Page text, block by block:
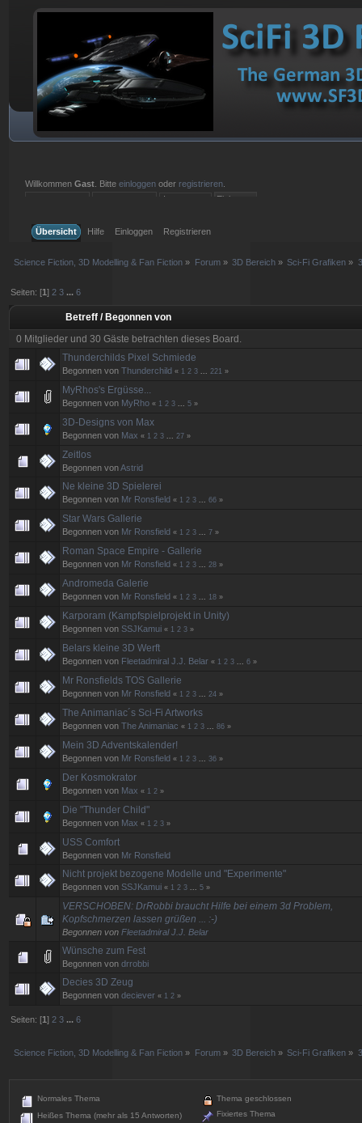
WillkommenGast . Bitteeinloggen oder registrieren
Übersicht
Hilfe Einloggen Registrieren
Science Fiction, 3D Modelling & Fan Fiction » Forum» 3D Bereich » Sci-Fi Grafiken »
Seiten: [1] 2 3 ...6
Betreff / Begonnen von
0 Mitglieder und 30 Gäste betrachten dieses Board.
Thunderchilds Pixel Schmiede
Begonnen vonThunderchild « 1 2 3 ...221 »
MyRhos's Ergüsse...
Begonnen von MyRho « 1 2 3 ...5 »
3D-Designs von Max
Begonnen von Max « 1 2 3 ...27 »
Zeitlos
Begonnen vonAstrid
Ne kleine 3D Spielerei
Begonnen von Mr Ronsfield « 1 2 3 ...66 »
Star Wars Gallerie
Begonnen von Mr Ronsfield « 1 2 3 ...7 »
Roman Space Empire - Gallerie
Begonnen von Mr Ronsfield « 1 2 3 ...28 »
Andromeda Galerie
Begonnen von Mr Ronsfield « 1 2 3 ... 18 »
Karporam (Kampfspielprojekt in Unity)
Begonnen vonSSJKamui « 1 2 3 »
Belars kleine 3D Werft
Begonnen von Fleetadmiral J.J. Belar « 1 2 3 ...6 »
Mr Ronsfields TOS Gallerie
Begonnen von Mr Ronsfield « 1 2 3 ...24 »
The Animaniac´s Sci-Fi Artworks
Begonnen vonThe Animaniac « 1 2 3 ...86 »
Mein 3D Adventskalender!
Begonnen von Mr Ronsfield « 1 2 3 ...36 »
Der Kosmokrator
Begonnen von Max « 1 2 »
Die "Thunder Child"
Begonnen von Max « 1 2 3 »
USS Comfort
Begonnen von Mr Ronsfield
Nicht projekt bezogene Modelle und "Experimente"
Begonnen vonSSJKamui « 1 2 3 ...5 »
VERSCHOBEN: DrRobbi braucht Hilfe bei einem 3d Problem,
Kopfschmerzen lassen grüßen ... :-)
Begonnen vonFleetadmiral J.J. Belar
Wünsche zum Fest
Begonnen vondrrobbi
Decies 3D Zeug
Begonnen vondeciever « 1 2 »
Seiten: [1] 2 3 ...6
Science Fiction, 3D Modelling & Fan Fiction » Forum» 3D Bereich » Sci-Fi Grafiken »
Normales Thema
Heißes Thema (mehr als 15 Antworten)
Thema geschlossen
Fixiertes Thema